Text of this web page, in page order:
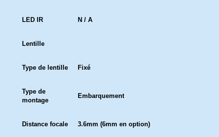
LED IR N / A
Lentille
Type de lentille Fixé
Type de
montage
Embarquement
Distance focale 3.6mm (6mm en option)